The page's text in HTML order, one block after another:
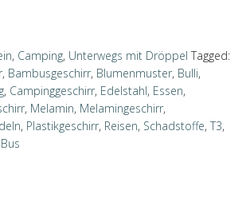
, Camping, Unterwegs mit Dröppel Tagged:
, Bambusgeschirr, Blumenmuster, Bulli,
, Campinggeschirr, Edelstahl, Essen,
, Melamin, Melamingeschirr,
, Plastikgeschirr, Reisen, Schadstoffe, T3,